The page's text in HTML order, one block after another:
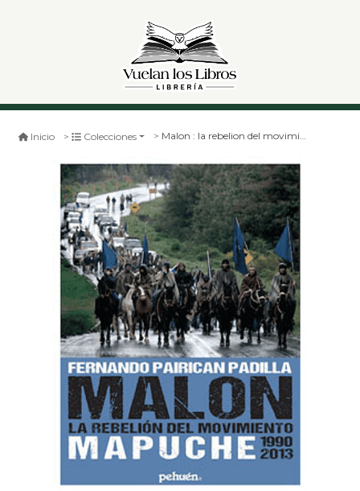
Inicio Colecciones Malon : la rebelion del movimiento mapuche 1990- 2013